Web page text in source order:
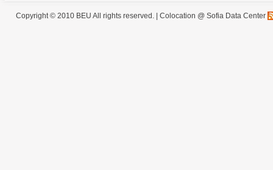
Copyright © 2010 BEU All rights reserved. | Colocation @ Sofia Data Center